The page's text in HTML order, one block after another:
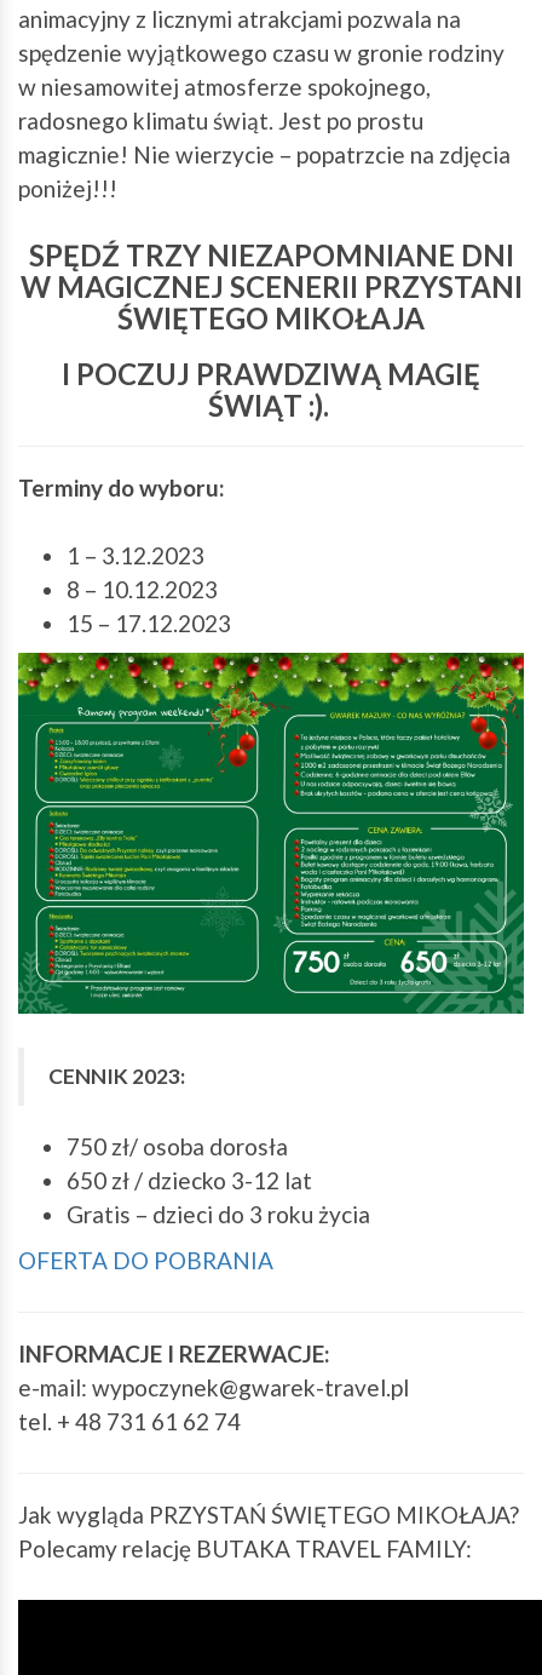
animacyjny z licznymi atrakcjami pozwala na
spędzenie wyjątkowego czasu w gronie rodziny
w niesamowitej atmosferze spokojnego,
radosnego klimatu świąt. Jest po prostu
magicznie! Nie wierzycie – popatrzcie na zdjęcia
poniżej!!!
SPĘDŹ TRZY NIEZAPOMNIANE DNI
W MAGICZNEJ SCENERII PRZYSTANI
ŚWIĘTEGO MIKOŁAJA
I POCZUJ PRAWDZIWĄ MAGIĘ
ŚWIĄT :).
Terminy do wyboru:
1 – 3.12.2023
8 – 10.12.2023
15 – 17.12.2023
CENNIK 2023:
750 zł/ osoba dorosła
650 zł / dziecko 3-12 lat
Gratis – dzieci do 3 roku życia
OFERTA DO POBRANIA
INFORMACJE I REZERWACJE:
e-mail: wypoczynek@gwarek-travel.pl
tel. + 48 731 61 62 74
Jak wygląda PRZYSTAŃ ŚWIĘTEGO MIKOŁAJA?
Polecamy relację BUTAKA TRAVEL FAMILY: